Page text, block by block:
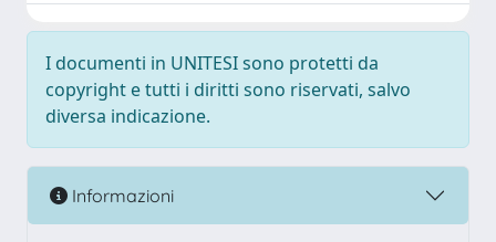
I documenti in UNITESI sono protetti da
copyright e tutti i diritti sono riservati, salvo
diversa indicazione.
Informazioni